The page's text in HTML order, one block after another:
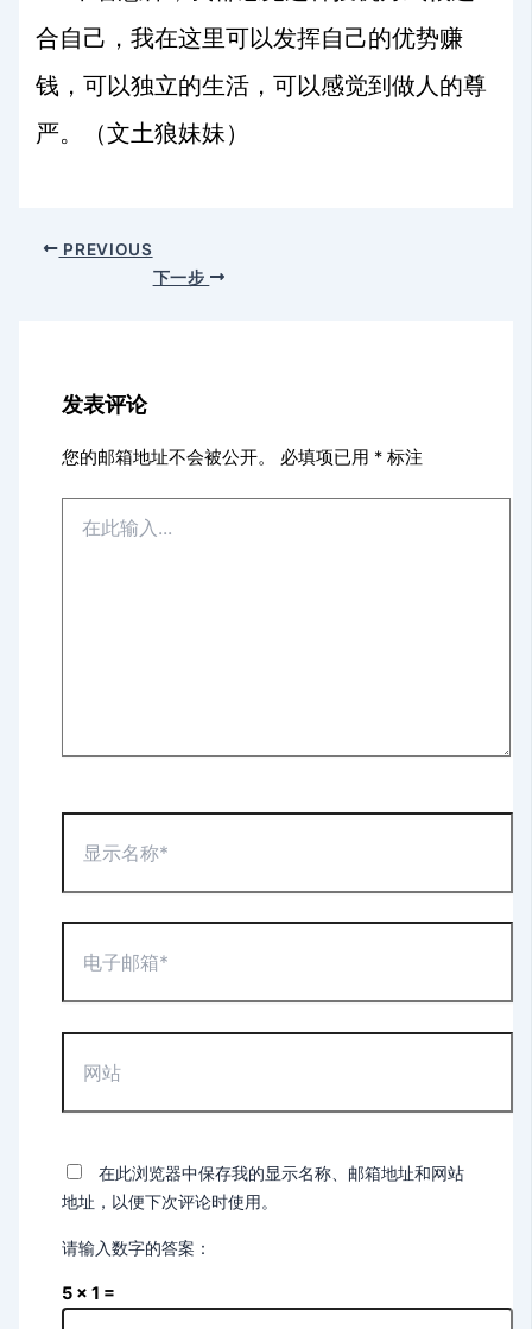
合自己，我在这里可以发挥自己的优势赚
钱，可以独立的生活，可以感觉到做人的尊
严。（文土狼妹妹）
PREVIOUS
下一步
发表评论
您的邮箱地址不会被公开。 必填项已用 * 标注
称
*
箱
在此浏览器中保存我的显示名称、邮箱地址和网站
地址，以便下次评论时使用。
请输入数字的答案：
5 × 1 =